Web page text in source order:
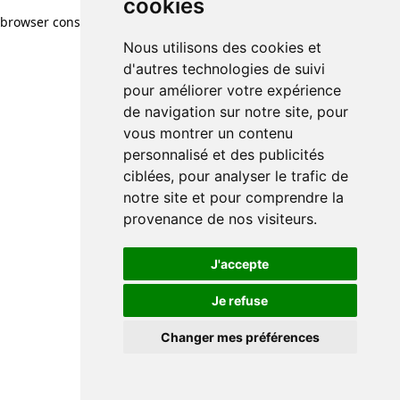
cookies
Nous utilisons des cookies et
d'autres technologies de suivi
pour améliorer votre expérience
de navigation sur notre site, pour
vous montrer un contenu
personnalisé et des publicités
ciblées, pour analyser le trafic de
notre site et pour comprendre la
provenance de nos visiteurs.
J'accepte
Je refuse
Changer mes préférences
cookies
Nous utilisons des cookies et
d'autres technologies de suivi
pour améliorer votre expérience
de navigation sur notre site, pour
vous montrer un contenu
personnalisé et des publicités
ciblées, pour analyser le trafic de
notre site et pour comprendre la
provenance de nos visiteurs.
J'accepte
Je refuse
Changer mes préférences
browser console for more information)